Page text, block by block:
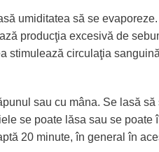
umiditatea să se
producţia excesivă de
stimulează circulaţia
sau cu mâna. Se lasă
se poate lăsa sau se poate
20 minute, în general în